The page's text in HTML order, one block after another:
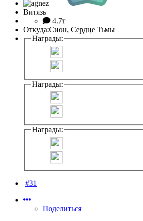
Витязь
4.7т
Откуда:Сион, Сердце Тьмы
Награды:
Награды:
Награды:
#31
Поделиться